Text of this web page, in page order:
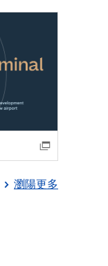
瀏陽更多